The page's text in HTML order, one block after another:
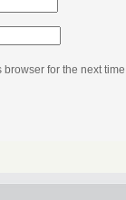
for the next